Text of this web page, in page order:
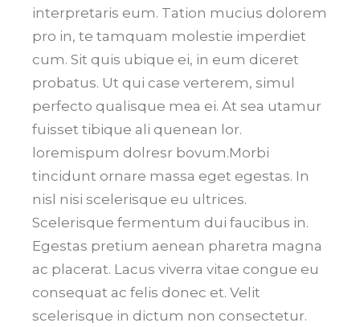
interpretaris eum. Tation mucius dolorem
pro in, te tamquam molestie imperdiet
cum. Sit quis ubique ei, in eum diceret
probatus. Ut qui case verterem, simul
perfecto qualisque mea ei. At sea utamur
fuisset tibique ali quenean lor.
loremispum dolresr bovum.Morbi
tincidunt ornare massa eget egestas. In
nisl nisi scelerisque eu ultrices.
Scelerisque fermentum dui faucibus in.
Egestas pretium aenean pharetra magna
ac placerat. Lacus viverra vitae congue eu
consequat ac felis donec et. Velit
scelerisque in dictum non consectetur.